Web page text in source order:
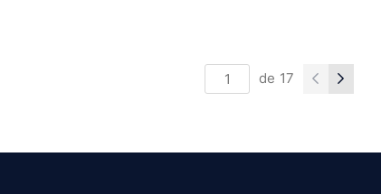
de 17